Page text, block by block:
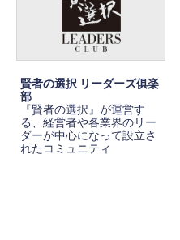
賢者の選択 リーダーズ俱楽
部
『賢者の選択』が運営す
る、経営者や各業界のリー
ダーが中心になって設立さ
れたコミュニティ